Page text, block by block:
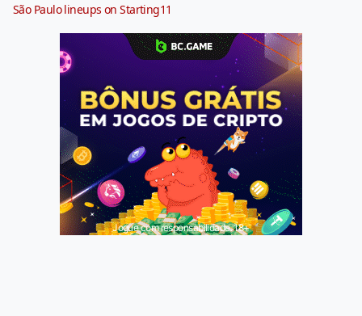
São Paulo lineups on Starting11
Jogue com responsabilidade. 18+